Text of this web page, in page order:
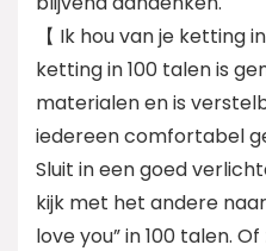
【 Ik hou van je ketting
ketting in 100 talen is
materialen en is
iedereen comfortabel
Sluit in een goed
kijk met het andere
love you” in 100 talen.